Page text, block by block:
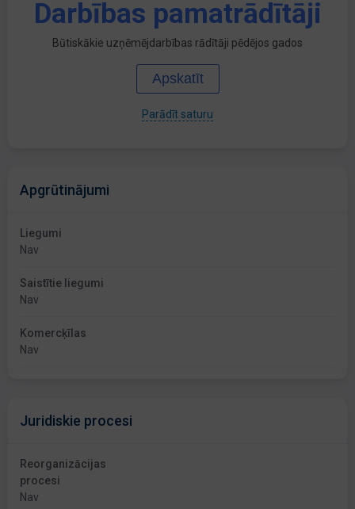
Darbības pamatrādītāji
Būtiskākie uzņēmējdarbības rādītāji pēdējos gados
Apskatīt
Parādīt saturu
Apgrūtinājumi
Liegumi
Nav
Saistītie liegumi
Nav
Komercķīlas
Nav
Juridiskie procesi
Reorganizācijas
procesi
Nav